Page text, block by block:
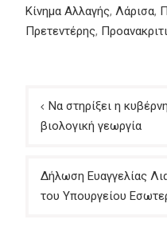
Κίνημα Αλλαγής, Λάρισα,
Πρετεντέρης,
Πλοήγηση
άρθρων
Να στηρίξει η
βιολογική γεωργία
Δήλωση Ευαγγελίας
του Υπουργείου